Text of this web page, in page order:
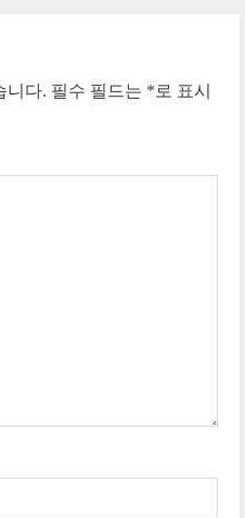
니다. 필수 필드는 * 로 표시